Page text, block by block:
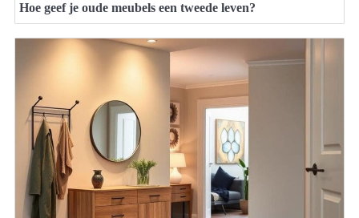
Hoe geef je oude meubels een tweede leven?